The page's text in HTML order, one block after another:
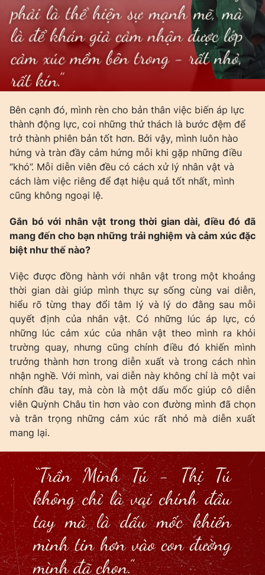
Bên cạnh đó, mình rèn cho bản thân việc biến áp lực
thành động lực, coi những thử thách là bước đệm để
trở thành phiên bản tốt hơn. Bởi vậy, mình luôn hào
hứng và tràn đầy cảm hứng mỗi khi gặp những điều
“khó”. Mỗi diễn viên đều có cách xử lý nhân vật và
cách làm việc riêng để đạt hiệu quả tốt nhất, mình
cũng không ngoại lệ.
Gắn bó với nhân vật trong thời gian dài, điều đó đã
mang đến cho bạn những trải nghiệm và cảm xúc đặc
biệt như thế nào?
Việc được đồng hành với nhân vật trong một khoảng
thời gian dài giúp mình thực sự sống cùng vai diễn,
hiểu rõ từng thay đổi tâm lý và lý do đằng sau mỗi
quyết định của nhân vật. Có những lúc áp lực, có
những lúc cảm xúc của nhân vật theo mình ra khỏi
trường quay, nhưng cũng chính điều đó khiến mình
trưởng thành hơn trong diễn xuất và trong cách nhìn
nhận nghề. Với mình, vai diễn này không chỉ là một vai
chính đầu tay, mà còn là một dấu mốc giúp cô diễn
viên Quỳnh Châu tin hơn vào con đường mình đã chọn
và trân trọng những cảm xúc rất nhỏ mà diễn xuất
mang lại.